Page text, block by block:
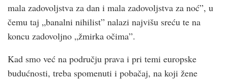
mala zadovoljstva za dan i mala zadovoljstva za noć”, u
čemu taj „banalni nihilist” nalazi najvišu sreću te na
koncu zadovoljno „žmirka očima”.
Kad smo već na području prava i pri temi europske
budućnosti, treba spomenuti i pobačaj, na koji žene